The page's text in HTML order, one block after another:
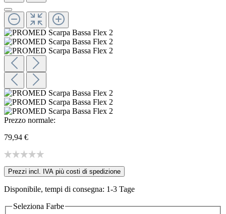
Prezzo normale:
79,94 €
Prezzi incl. IVA più costi di spedizione
Disponibile, tempi di consegna: 1-3 Tage
Seleziona Farbe